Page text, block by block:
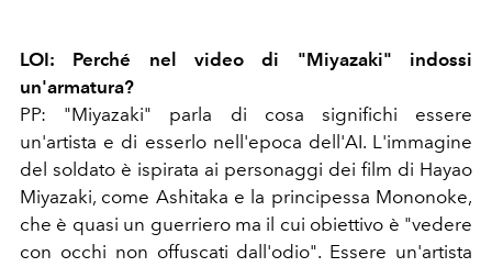
LOI: Perché nel video di "Miyazaki" indossi
un'armatura?
PP: "Miyazaki" parla di cosa significhi essere
un'artista e di esserlo nell'epoca dell'AI. L'immagine
del soldato è ispirata ai personaggi dei film di Hayao
Miyazaki, come Ashitaka e la principessa Mononoke,
che è quasi un guerriero ma il cui obiettivo è "vedere
con occhi non offuscati dall'odio". Essere un'artista